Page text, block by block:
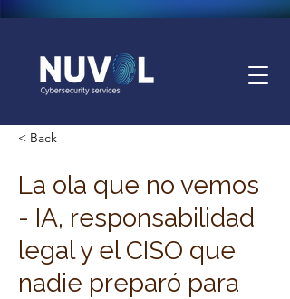
< Back
La ola que no vemos
- IA, responsabilidad
legal y el CISO que
nadie preparó para